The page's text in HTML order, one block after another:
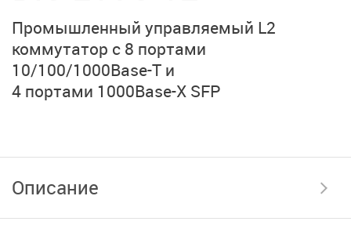
Промышленный управляемый L2
коммутатор с 8 портами
10/100/1000Base-T и
4 портами 1000Base-X SFP
Описание